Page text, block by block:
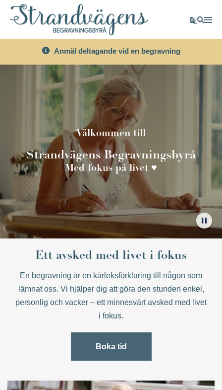
Anmäl deltagande vid en begravning
Välkommen till
Strandvägens Begravningsbyrå
Med fokus på livet ♥
Ett avsked med livet i fokus
En begravning är en kärleksförklaring till någon som
lämnat oss. Vi hjälper dig att göra den stunden enkel,
personlig och vacker – ett minnesvärt avsked med livet
i fokus.
Boka tid